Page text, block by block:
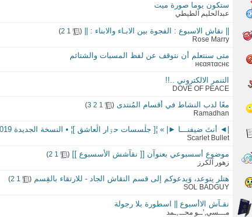
ستكون يوما صورة ميت
عبدالحليم الطيطي
|| نقاش الاسبوع : الفجوة بين الابـاء والابناء : || (
1
2
)
Rose Marry
متى سنتعلم أن نتوقف عن لفظ المسبات والشتائم
нєαяταcнє
التنمر الالكتروني ..!!
DOVE OF PEACE
معًا لدب النشاط في أقسام المُنتدى (
1
2
3
)
Ramadhan
|◄ أنتَ ضيفنـــا ►| » ¦[ جڷسسات حۊار اڷعاشق ]¦ • النسخة الجديدة 2019 •
Scarlet Bullet
موضوع أسسبوعي بعنوآن [[ نقآشش الأسسبوع ]] (
1
2
)
زهور آلكرز
هتلر يتوعد، وَيدعوكم إلى قسم النقاش الجاد - للارتقاء بالقِسم (
1
2
)
SOL BADGUY
نقـآش الاأسبوع || اسطورة بلا رجولة
مـــسي,’ــو محــ.,ـمد